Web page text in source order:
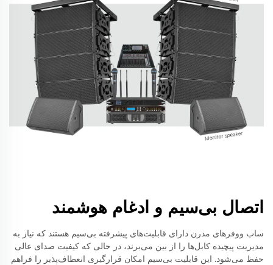
اتصال بی‌سیم و ادغام هوشمند
ساب ووفرهای مدرن دارای قابلیت‌های پیشرفته بی‌سیم هستند که نیاز به
مدیریت پیچیده کابل‌ها را از بین می‌برند، در حالی که کیفیت صدای عالی
حفظ می‌شود. این قابلیت بی‌سیم امکان قرارگیری انعطاف‌پذیر را فراهم